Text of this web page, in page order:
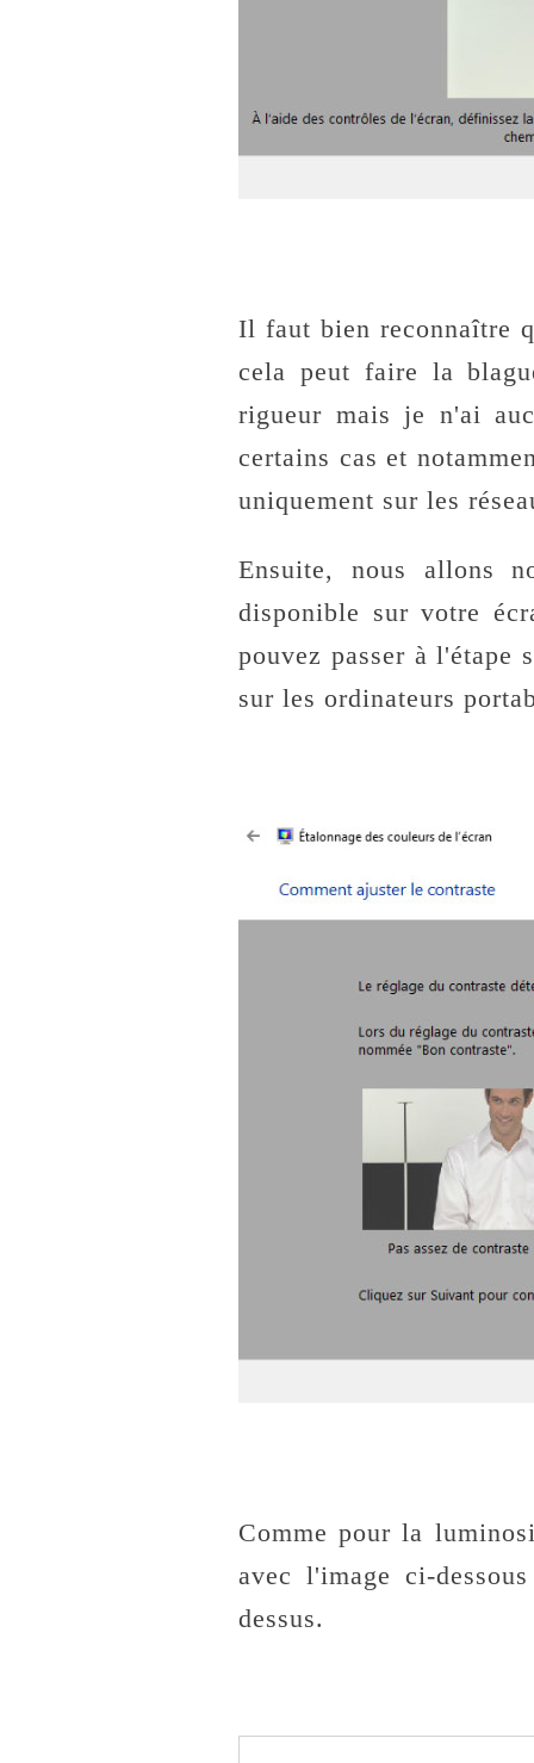
Il faut bien reconnaître
cela peut faire la
rigueur mais je n'ai
certains cas et
uniquement sur les
Ensuite, nous allons
disponible sur votre
pouvez passer à l'étape
sur les ordinateurs
Comme pour la
avec l'image ci-
dessus.